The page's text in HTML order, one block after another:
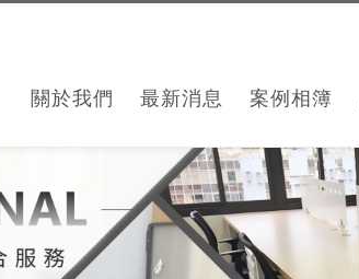
關於我們 最新消息 案例相簿